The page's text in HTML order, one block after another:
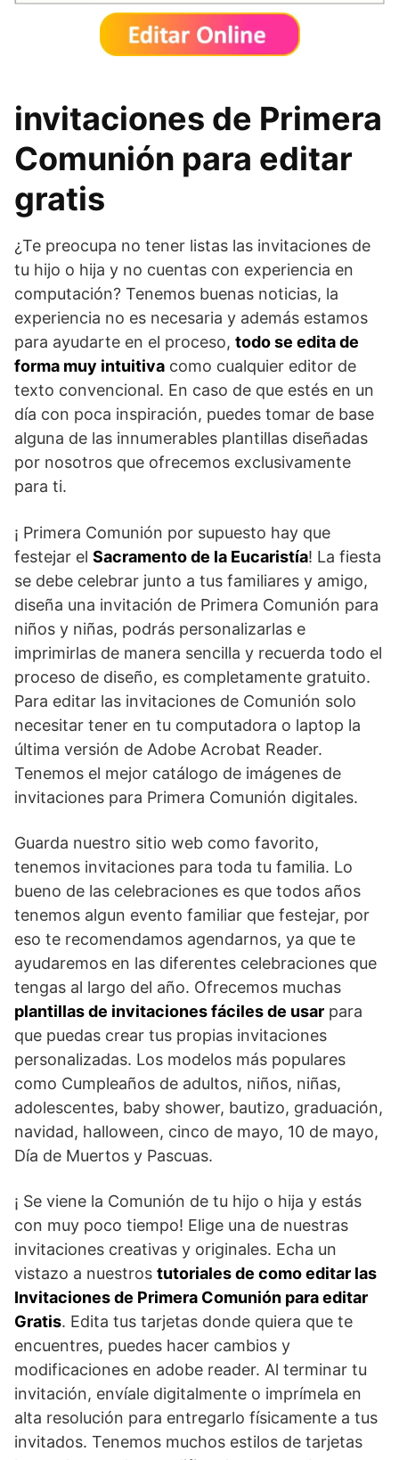
invitaciones de Primera
Comunión para editar
gratis
¿Te preocupa no tener listas las invitaciones de
tu hijo o hija y no cuentas con experiencia en
computación? Tenemos buenas noticias, la
experiencia no es necesaria y además estamos
para ayudarte en el proceso, todo se edita de
forma muy intuitiva como cualquier editor de
texto convencional. En caso de que estés en un
día con poca inspiración, puedes tomar de base
alguna de las innumerables plantillas diseñadas
por nosotros que ofrecemos exclusivamente
para ti.
¡ Primera Comunión por supuesto hay que
festejar el Sacramento de la Eucaristía! La fiesta
se debe celebrar junto a tus familiares y amigo,
diseña una invitación de Primera Comunión para
niños y niñas, podrás personalizarlas e
imprimirlas de manera sencilla y recuerda todo el
proceso de diseño, es completamente gratuito.
Para editar las invitaciones de Comunión solo
necesitar tener en tu computadora o laptop la
última versión de Adobe Acrobat Reader.
Tenemos el mejor catálogo de imágenes de
invitaciones para Primera Comunión digitales.
Guarda nuestro sitio web como favorito,
tenemos invitaciones para toda tu familia. Lo
bueno de las celebraciones es que todos años
tenemos algun evento familiar que festejar, por
eso te recomendamos agendarnos, ya que te
ayudaremos en las diferentes celebraciones que
tengas al largo del año. Ofrecemos muchas
plantillas de invitaciones fáciles de usar para
que puedas crear tus propias invitaciones
personalizadas. Los modelos más populares
como Cumpleaños de adultos, niños, niñas,
adolescentes, baby shower, bautizo, graduación,
navidad, halloween, cinco de mayo, 10 de mayo,
Día de Muertos y Pascuas.
¡ Se viene la Comunión de tu hijo o hija y estás
con muy poco tiempo! Elige una de nuestras
invitaciones creativas y originales. Echa un
vistazo a nuestros tutoriales de como editar las
Invitaciones de Primera Comunión para editar
Gratis. Edita tus tarjetas donde quiera que te
encuentres, puedes hacer cambios y
modificaciones en adobe reader. Al terminar tu
invitación, envíale digitalmente o imprímela en
alta resolución para entregarlo físicamente a tus
invitados. Tenemos muchos estilos de tarjetas